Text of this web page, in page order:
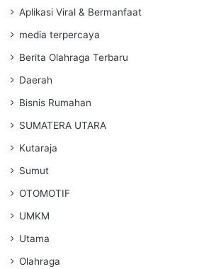
Aplikasi Viral & Bermanfaat
media terpercaya
Berita Olahraga Terbaru
Daerah
Bisnis Rumahan
SUMATERA UTARA
Kutaraja
Sumut
OTOMOTIF
UMKM
Utama
Olahraga